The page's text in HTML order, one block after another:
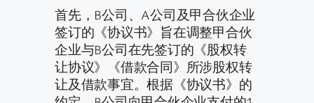
首先，B公司、A公司及甲合伙企业
签订的《协议书》旨在调整甲合伙
企业与B公司在先签订的《股权转
让协议》《借款合同》所涉股权转
让及借款事宜。根据《协议书》的